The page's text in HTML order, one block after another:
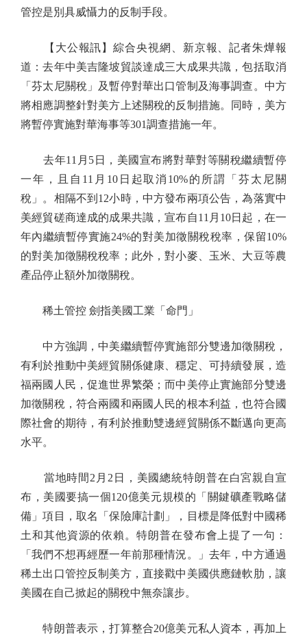
管控是別具威懾力的反制手段。
【大公報訊】綜合央視網、新京報、記者朱燁報
道：去年中美吉隆坡貿談達成三大成果共識，包括取消
「芬太尼關稅」及暫停對華出口管制及海事調查。中方
將相應調整針對美方上述關稅的反制措施。同時，美方
將暫停實施對華海事等301調查措施一年。
去年11月5日，美國宣布將對華對等關稅繼續暫停
一年，且自11月10日起取消10%的所謂「芬太尼關
稅」。相隔不到12小時，中方發布兩項公告，為落實中
美經貿磋商達成的成果共識，宣布自11月10日起，在一
年內繼續暫停實施24%的對美加徵關稅稅率，保留10%
的對美加徵關稅稅率；此外，對小麥、玉米、大豆等農
產品停止額外加徵關稅。
稀土管控 劍指美國工業「命門」
中方強調，中美繼續暫停實施部分雙邊加徵關稅，
有利於推動中美經貿關係健康、穩定、可持續發展，造
福兩國人民，促進世界繁榮；而中美停止實施部分雙邊
加徵關稅，符合兩國和兩國人民的根本利益，也符合國
際社會的期待，有利於推動雙邊經貿關係不斷邁向更高
水平。
當地時間2月2日，美國總統特朗普在白宮親自宣
布，美國要搞一個120億美元規模的「關鍵礦產戰略儲
備」項目，取名「保險庫計劃」，目標是降低對中國稀
土和其他資源的依賴。特朗普在發布會上提了一句：
「我們不想再經歷一年前那種情況。」去年，中方通過
稀土出口管控反制美方，直接戳中美國供應鏈軟肋，讓
美國在自己掀起的關稅中無奈讓步。
特朗普表示，打算整合20億美元私人資本，再加上